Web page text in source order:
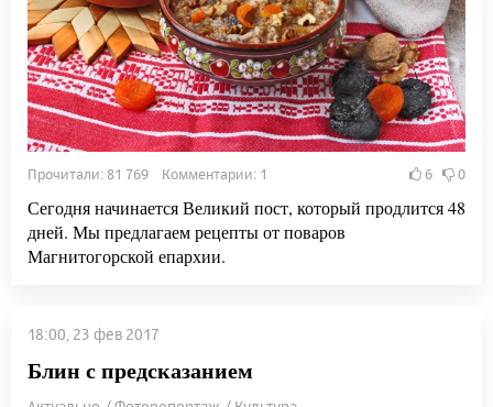
Прочитали: 81 769 Комментарии: 1 6 0
Сегодня начинается Великий пост, который продлится 48
дней. Мы предлагаем рецепты от поваров
Магнитогорской епархии.
18:00, 23 фев 2017
Блин с предсказанием